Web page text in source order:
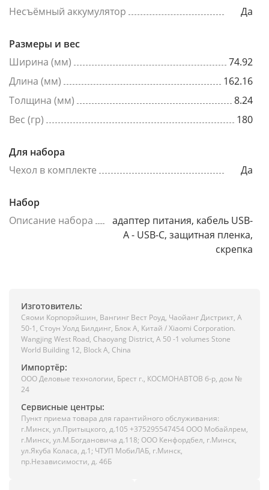
Несъёмный аккумулятор
Да
Размеры и вес
Ширина (мм)
74.92
Длина (мм)
162.16
Толщина (мм)
8.24
Вес (гр)
180
Для набора
Чехол в комплекте
Да
Набор
Описание набора
адаптер питания, кабель USB-
A - USB-C, защитная пленка,
скрепка
Изготовитель:
Сяоми Корпорэйшин, Вангинг Вест Роуд, Чаойанг Дистрикт, А
50-1, Стоун Уолд Билдинг, Блок А, Китай / Xiaomi Corporation.
Wangjing West Road, Chaoyang District, A 50 -1 volumes Stone
World Building 12, Block A, China
Импортёр:
ООО Деловые технологии, Брест г., КОСМОНАВТОВ б-р, дом №
24
Сервисные центры:
Пункт приема товара для гарантийного обслуживания:
г.Минск, ул.Притыцкого, д.105 +375295547454 ООО Мобайлрем,
г.Минск, ул.М.Богдановича д.118; ООО Кенфордбел, г.Минск,
ул.Якуба Коласа, д.1; ЧТУП МобиЛАБ, г.Минск,
пр.Независимости, д. 46Б